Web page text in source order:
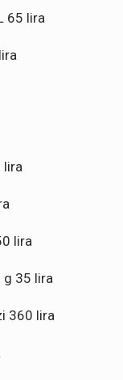
65 lira
lira
lira
g 35 lira
360 lira